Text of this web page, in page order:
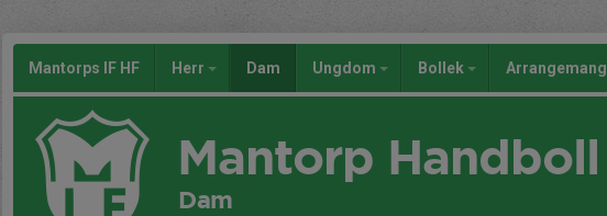
Mantorps IF HF Herr Dam Ungdom Bollek Arrangemang
Mantorp Handboll
Dam